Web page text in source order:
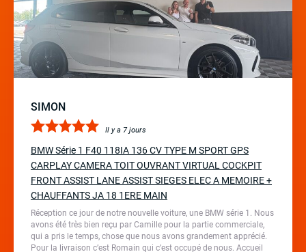
SIMON
Il y a 7 jours
BMW Série 1 F40 118IA 136 CV TYPE M SPORT GPS
CARPLAY CAMERA TOIT OUVRANT VIRTUAL COCKPIT
FRONT ASSIST LANE ASSIST SIEGES ELEC A MEMOIRE +
CHAUFFANTS JA 18 1ERE MAIN
Réception ce jour de notre nouvelle voiture, une BMW série 1. Nous
avons été très bien reçu par Camille pour la partie commerciale,
qui a pris le temps, chose que nous avons grandement apprécié.
Pour la livraison c’est Romain qui c’est occupé de nous. Accueil